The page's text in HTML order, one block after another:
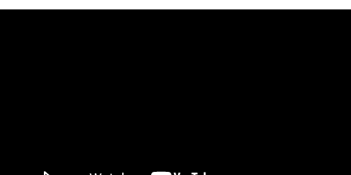
남가주온유한교회